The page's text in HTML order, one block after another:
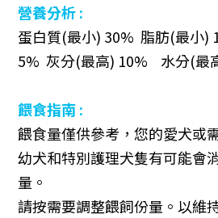
營養分析 :
蛋白質(最小) 30% 脂肪(最小)
5% 灰分(最高) 10% 水分(最
餵食指南 :
餵食量僅供參考，您的愛犬或
幼犬和特別護理犬隻有可能會
量。
請按需要調整餵飼份量。以維